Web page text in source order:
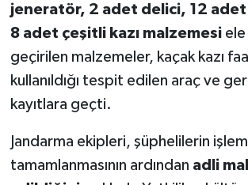
jeneratör, 2 adet delici, 12 adet
8 adet çeşitli kazı malzemesiele
geçirilen malzemeler, kaçak kazı
kullanıldığı tespit edilen araç ve
kayıtlara geçti.
Jandarma ekipleri, şüphelilerin
tamamlanmasının ardından adli